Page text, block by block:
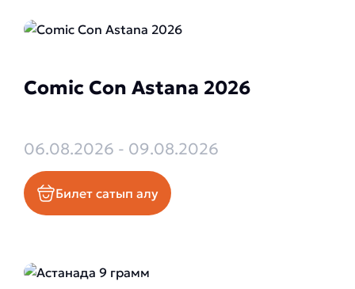
Comic Con Astana 2026
06.08.2026 - 09.08.2026
Билет сатып алу